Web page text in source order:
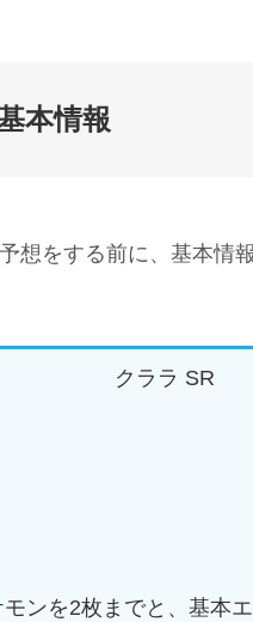
本情報
想をする前に、基本情
クララ SR
ンを2枚までと、基本